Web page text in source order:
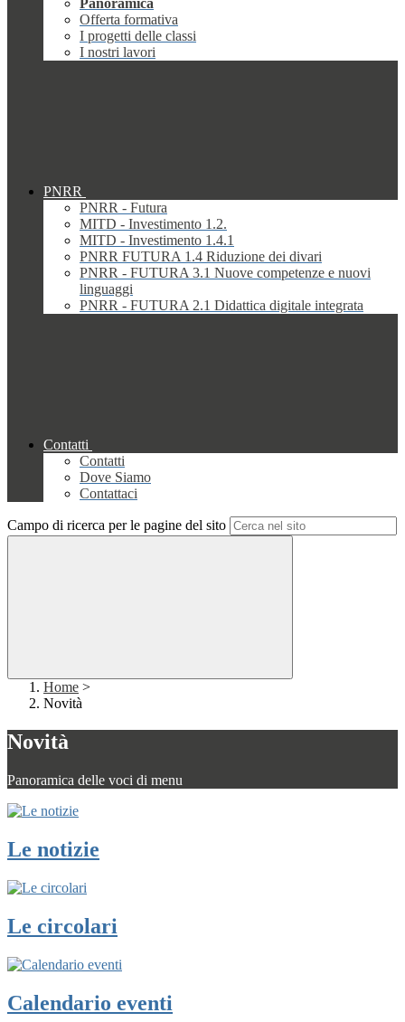
Panoramica
Offerta formativa
I progetti delle classi
I nostri lavori
PNRR
PNRR - Futura
MITD - Investimento 1.2.
MITD - Investimento 1.4.1
PNRR FUTURA 1.4 Riduzione dei divari
PNRR - FUTURA 3.1 Nuove competenze e nuovi
linguaggi
PNRR - FUTURA 2.1 Didattica digitale integrata
Contatti
Contatti
Dove Siamo
Contattaci
Campo di ricerca per le pagine del sito
Home >
Novità
Novità
Panoramica delle voci di menu
Le notizie
Le circolari
Calendario eventi